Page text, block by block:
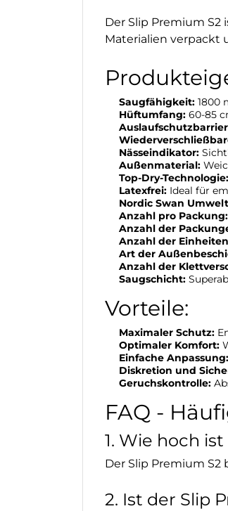
Der Slip Premium
Materialien verpackt
Saugfähigkeit: 1800
Hüftumfang: 60-85
Nässeindikator:
Außenmaterial:
Top-Dry-Technologie:
Latexfrei: Ideal für
Nordic Swan
Anzahl pro Packung:
Anzahl der
Anzahl der
Art der
Anzahl der
Saugschicht:
Vorteile:
Maximaler Schutz:
Optimaler Komfort:
Einfache Anpassung:
Diskretion und
Geruchskontrolle:
FAQ -
1. Wie hoch
Der Slip Premium
2. Ist der Slip